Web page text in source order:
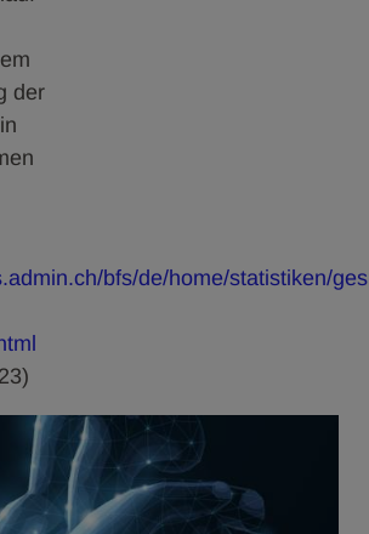
der
bfs/de/home/statistiken/